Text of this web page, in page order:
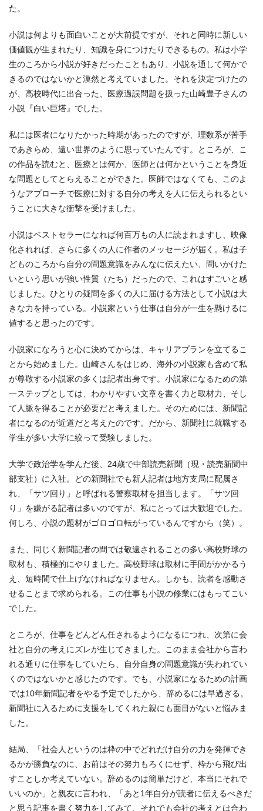
た。
小説は何よりも面白いことが大前提ですが、それと同時に新しい
価値観が生まれたり、知識を身につけたりできるもの。私は小学
生のころから小説が好きだったこともあり、小説を通して何かで
きるのではないかと漠然と考えていました。それを決定づけたの
が、高校時代に出合った、医療過誤問題を扱った山崎豊子さんの
小説『白い巨塔』でした。
私には医者になりたかった時期があったのですが、理数系が苦手
であきらめ、遠い世界のように思っていたんです。ところが、こ
の作品を読むと、医療とは何か、医師とは何かということを身近
な問題としてとらえることができた。医師ではなくても、このよ
うなアプローチで医療に対する自分の考えを人に伝えられるとい
うことに大きな衝撃を受けました。
小説はベストセラーになれば何百万もの人に読まれますし、映像
化されれば、さらに多くの人に作者のメッセージが届く。私は子
どものころから自分の問題意識をみんなに伝えたい、問いかけた
いという思いが強い性質（たち）だったので、これはすごいと感
じました。ひとりの疑問を多くの人に届ける方法として小説は大
きな力を持っている。小説家という仕事は自分が一生を懸けるに
値すると思ったのです。
小説家になろうと心に決めてからは、キャリアプランを立てるこ
とから始めました。山崎さんをはじめ、海外の小説家も含めて私
が尊敬する小説家の多くは記者出身です。小説家になるための第
一ステップとしては、わかりやすい文章を書く力と取材力、そし
て人脈を得ることが必要だと考えました。そのためには、新聞記
者になるのが近道だと考えたのです。だから、新聞社に就職する
学生が多い大学に絞って受験しました。
大学で政治学を学んだ後、24歳で中部読売新聞（現・読売新聞中
部支社）に入社。どの新聞社でも新人記者は地方支局に配属さ
れ、「サツ回り」と呼ばれる警察取材を担当します。「サツ回
り」を嫌がる記者は多いのですが、私にとっては大歓迎でした。
何しろ、小説の題材がゴロゴロ転がっているんですから（笑）。
また、同じく新聞記者の間では敬遠されることの多い高校野球の
取材も、積極的にやりました。高校野球は取材に手間がかかるう
え、短時間で仕上げなければなりません。しかも、読者を感動さ
せることまで求められる。この仕事も小説の修業にはもってこい
でした。
ところが、仕事をどんどん任されるようになるにつれ、次第に会
社と自分の考えにズレが生じてきました。このまま会社から言わ
れる通りに仕事をしていたら、自分自身の問題意識が失われてい
くのではないかと感じたのです。でも、小説家になるための計画
では10年新聞記者をやる予定でしたから、辞めるには早過ぎる。
新聞社に入るために支援をしてくれた親にも面目がないと悩みま
した。
結局、「社会人というのは枠の中でどれだけ自分の力を発揮でき
るかが勝負なのに、お前はその努力もろくにせず、枠から飛び出
すことしか考えていない。辞めるのは簡単だけど、本当にそれで
いいのか」と親友に言われ、「あと1年自分が読者に伝えるべきだ
と思う記事を書く努力をしてみて、それでも会社の考えとは合わ